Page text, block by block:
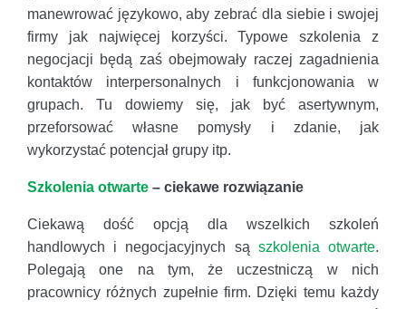
manewrować językowo, aby zebrać dla siebie i swojej
firmy jak najwięcej korzyści. Typowe szkolenia z
negocjacji będą zaś obejmowały raczej zagadnienia
kontaktów interpersonalnych i funkcjonowania w
grupach. Tu dowiemy się, jak być asertywnym,
przeforsować własne pomysły i zdanie, jak
wykorzystać potencjał grupy itp.
Szkolenia otwarte – ciekawe rozwiązanie
Ciekawą dość opcją dla wszelkich szkoleń
handlowych i negocjacyjnych są szkolenia otwarte.
Polegają one na tym, że uczestniczą w nich
pracownicy różnych zupełnie firm. Dzięki temu każdy